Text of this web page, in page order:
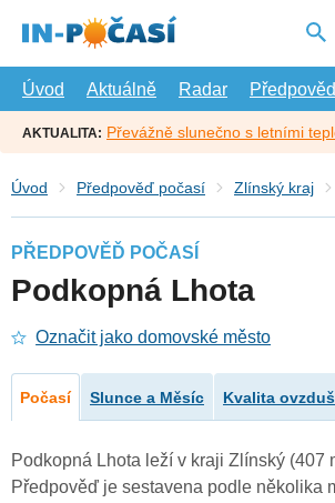
hlavní
Úvod
Aktuálně Radar
AKTUALITA: Převážně slunečno s letními
Úvod Předpověď počasí Zlínský kraj
PŘEDPOVĚĎ POČASÍ
Podkopná Lhota
Označit jako domovské město
Počasí Slunce a Měsíc Kvalita
Podkopná Lhota leží v kraji Zlínský (407
Předpověď je sestavena podle několika